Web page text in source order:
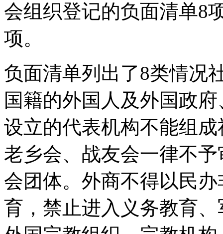
会组织登记的负面清单8
项。
负面清单列出了8类情况
国籍的外国人及外国政
设立的代表机构不能组
老乡会、战友会一律不
会团体。外商不得以民
育，禁止进入义务教育